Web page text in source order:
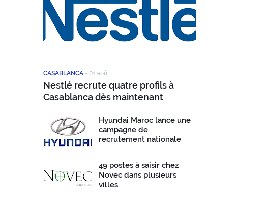
CASABLANCA - 01 août
Nestlé recrute quatre profils à
Casablanca dès maintenant
Hyundai Maroc lance une
campagne de
recrutement nationale
49 postes à saisir chez
Novec dans plusieurs
villes